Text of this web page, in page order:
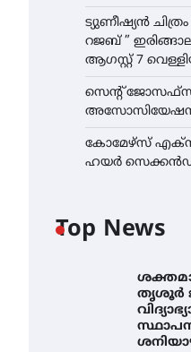
ട്യുണീഷ്യൻ
റജബ് ”
ആഗസ്റ്റ് 7
സെന്റ്
അസോസിയേഷന്
കോമേഴ്സ്
ഹയർ
Top News
തൃശൂർ